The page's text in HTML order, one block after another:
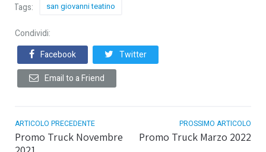
Tags: san giovanni teatino
Condividi:
Facebook
Twitter
Email to a Friend
ARTICOLO PRECEDENTE
Promo Truck Novembre
PROSSIMO ARTICOLO
Promo Truck Marzo 2022